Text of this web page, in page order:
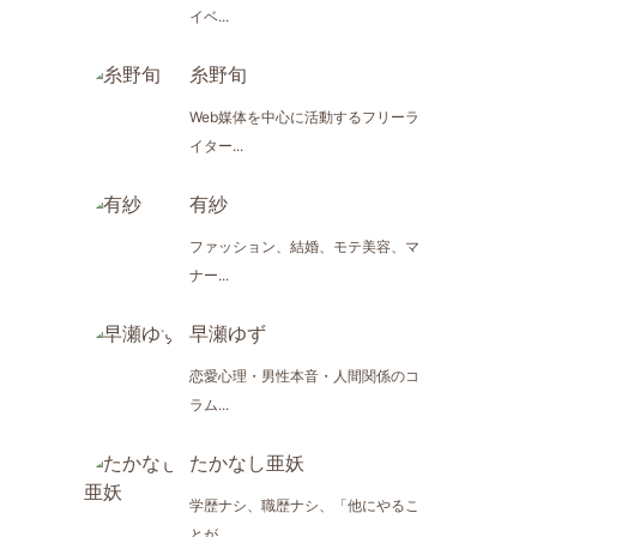
イベ...
糸野旬
Web媒体を中心に活動するフリーラ
イター...
有紗
ファッション、結婚、モテ美容、マ
ナー...
早瀬ゆず
恋愛心理・男性本音・人間関係のコ
ラム...
たかなし亜妖
学歴ナシ、職歴ナシ、「他にやるこ